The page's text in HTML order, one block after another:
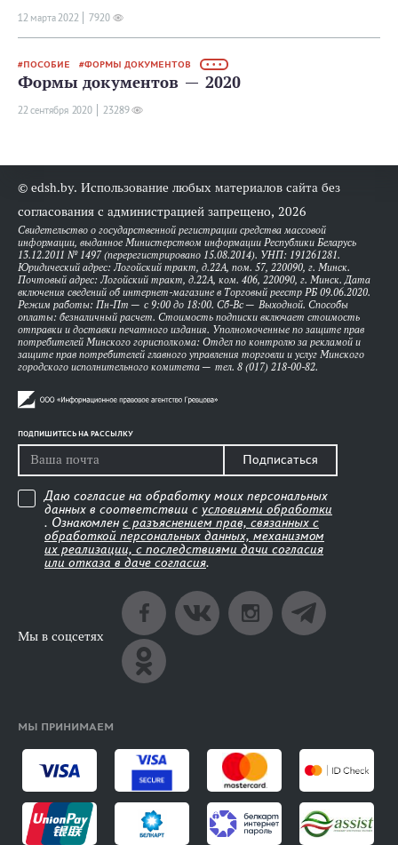
12 мартa 2022 7920
ПОСОБИЕ ФОРМЫ ДОКУМЕНТОВ • • •
Формы документов — 2020
22 сентября 2020 23289
© edsh.by. Использование любых материалов сайта без
согласования с администрацией запрещено, 2026
Свидетельство о государственной регистрации средства массовой
информации, выданное Министерством информации Республики Беларусь
13.12.2011 № 1497 (перерегистрировано 15.08.2014). УНП: 191261281.
Юридический адрес: Логойский тракт, д.22А, пом. 57, 220090, г. Минск.
Почтовый адрес: Логойский тракт, д.22А, ком. 406, 220090, г. Минск. Дата
включения сведений об интернет-магазине в Торговый реестр РБ 09.06.2020.
Режим работы: Пн-Пт — с 9:00 до 18:00. Сб-Вс — Выходной. Способы
оплаты: безналичный расчет. Стоимость подписки включает стоимость
отправки и доставки печатного издания. Уполномоченные по защите прав
потребителей Минского горисполкома: Отдел по контролю за рекламой и
защите прав потребителей главного управления торговли и услуг Минского
городского исполнительного комитета — тел. 8 (017) 218-00-82.
ПОДПИШИТЕСЬ НА РАССЫЛКУ
Подписаться
Даю согласие на обработку моих персональных
данных в соответствии с условиями обработки
. Ознакомлен с разъяснением прав, связанных с
обработкой персональных данных, механизмом
их реализации, с последствиями дачи согласия
или отказа в даче согласия.
Мы в соцсетях
МЫ ПРИНИМАЕМ